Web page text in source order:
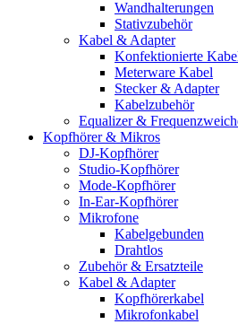
Wandhalterungen
Stativzubehör
Kabel & Adapter
Konfektionierte
Meterware Kabel
Stecker & Adapter
Kabelzubehör
Equalizer &
Kopfhörer & Mikros
DJ-Kopfhörer
Studio-Kopfhörer
Mode-Kopfhörer
In-Ear-Kopfhörer
Mikrofone
Kabelgebunden
Drahtlos
Zubehör & Ersatzteile
Kabel & Adapter
Kopfhörerkabel
Mikrofonkabel